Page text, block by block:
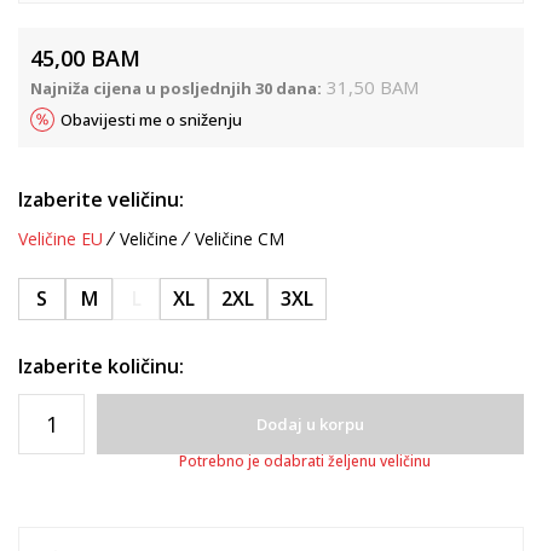
45,00 BAM
Najniža cijena u posljednjih 30 dana: 31,50 BAM
Obavijesti me o sniženju
Izaberite veličinu:
Veličine EU Veličine Veličine CM
S M XL 2XL 3XL
Izaberite količinu:
Dodaj u korpu
Potrebno je odabrati željenu veličinu